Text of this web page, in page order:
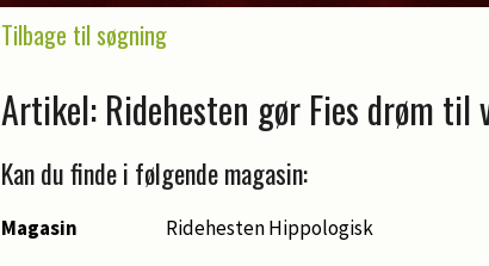
Tilbage til søgning
Artikel: Ridehesten gør Fies drøm til
Kan du finde i følgende magasin:
Magasin
Ridehesten Hippologisk